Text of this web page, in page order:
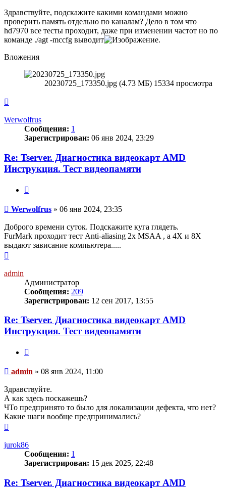
Здравствуйте, подскажите какими командами можно
проверить память отдельно по каналам? Дело в том что
hd7970 все тесты проходит, даже при изменении частот но по
команде ./agt -mccfg выводит
.
Вложения
20230725_173350.jpg (4.73 МБ) 15334 просмотра
началу
Werwolfrus
Сообщения: 1
Зарегистрирован: 06 янв 2024, 23:29
Re: Tserver. Диагностика видеокарт AMD
Инструкция. Тест видеопамяти
Сообщение
Werwolfrus » 06 янв 2024, 23:35
Доброго времени суток. Подскажите куга глядеть.
FurMark проходит тест Anti-aliasing 2x MSAA , а 4Х и 8Х
выдают зависание компьютера.....
началу
admin
Администратор
Сообщения: 209
Зарегистрирован: 12 сен 2017, 13:55
Re: Tserver. Диагностика видеокарт AMD
Инструкция. Тест видеопамяти
Сообщение
admin » 08 янв 2024, 11:00
Здравствуйте.
А как здесь поскажешь?
ЧТо предпринято то было для локализации дефекта, что нет?
Какие шаги вообще предпринимались?
началу
jurok86
Сообщения: 1
Зарегистрирован: 15 дек 2025, 22:48
Re: Tserver. Диагностика видеокарт AMD